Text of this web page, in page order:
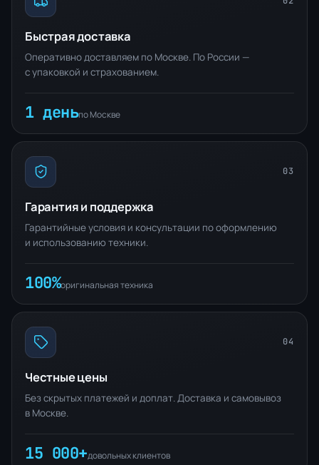
Быстрая доставка
Оперативно доставляем по Москве. По России —
с упаковкой и страхованием.
1 деньпо Москве
03
Гарантия и поддержка
Гарантийные условия и консультации по оформлению
и использованию техники.
100%оригинальная техника
04
Честные цены
Без скрытых платежей и доплат. Доставка и самовывоз
в Москве.
15 000+довольных клиентов